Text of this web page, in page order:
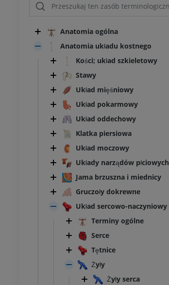
Anatomia ogólna
Anatomia układu kostnego
Kości; układ szkieletowy
Stawy
Układ mięśniowy
Układ pokarmowy
Układ oddechowy
Klatka piersiowa
Układ moczowy
Układy narządów płciowych
Jama brzuszna i miednicy
Gruczoły dokrewne
Układ sercowo-naczyniowy
Terminy ogólne
Serce
Tętnice
Żyły
Żyły serca